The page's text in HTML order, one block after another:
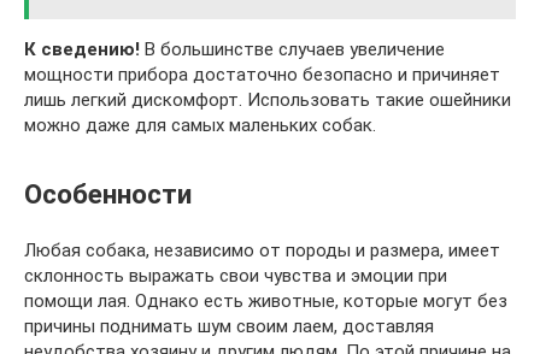
К сведению! В большинстве случаев увеличение
мощности прибора достаточно безопасно и причиняет
лишь легкий дискомфорт. Использовать такие ошейники
можно даже для самых маленьких собак.
Особенности
Любая собака, независимо от породы и размера, имеет
склонность выражать свои чувства и эмоции при
помощи лая. Однако есть животные, которые могут без
причины поднимать шум своим лаем, доставляя